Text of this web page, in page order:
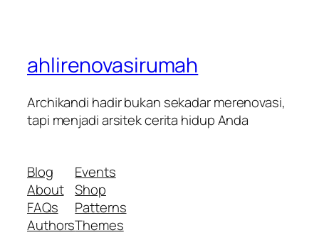
ahlirenovasirumah
Archikandi hadir bukan sekadar merenovasi,
tapi menjadi arsitek cerita hidup Anda
Blog
About
FAQs
Authors
Events
Shop
Patterns
Themes